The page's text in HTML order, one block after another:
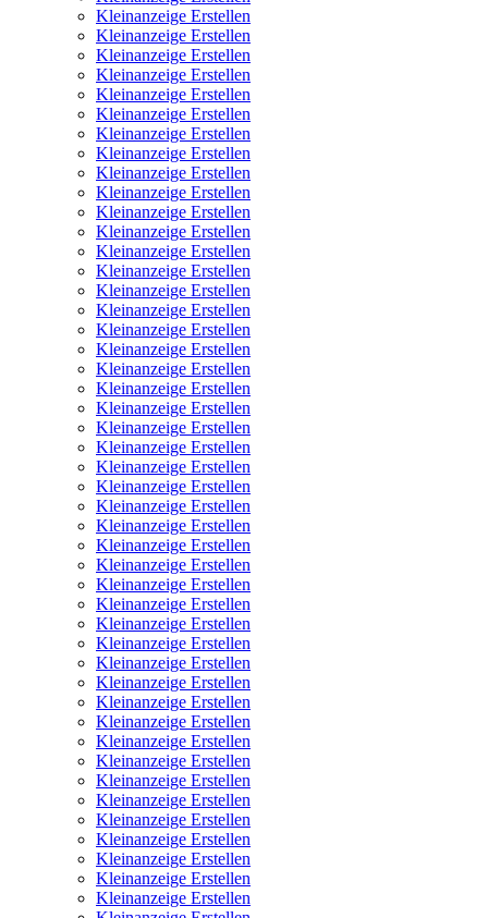
Kleinanzeige Erstellen
Kleinanzeige Erstellen
Kleinanzeige Erstellen
Kleinanzeige Erstellen
Kleinanzeige Erstellen
Kleinanzeige Erstellen
Kleinanzeige Erstellen
Kleinanzeige Erstellen
Kleinanzeige Erstellen
Kleinanzeige Erstellen
Kleinanzeige Erstellen
Kleinanzeige Erstellen
Kleinanzeige Erstellen
Kleinanzeige Erstellen
Kleinanzeige Erstellen
Kleinanzeige Erstellen
Kleinanzeige Erstellen
Kleinanzeige Erstellen
Kleinanzeige Erstellen
Kleinanzeige Erstellen
Kleinanzeige Erstellen
Kleinanzeige Erstellen
Kleinanzeige Erstellen
Kleinanzeige Erstellen
Kleinanzeige Erstellen
Kleinanzeige Erstellen
Kleinanzeige Erstellen
Kleinanzeige Erstellen
Kleinanzeige Erstellen
Kleinanzeige Erstellen
Kleinanzeige Erstellen
Kleinanzeige Erstellen
Kleinanzeige Erstellen
Kleinanzeige Erstellen
Kleinanzeige Erstellen
Kleinanzeige Erstellen
Kleinanzeige Erstellen
Kleinanzeige Erstellen
Kleinanzeige Erstellen
Kleinanzeige Erstellen
Kleinanzeige Erstellen
Kleinanzeige Erstellen
Kleinanzeige Erstellen
Kleinanzeige Erstellen
Kleinanzeige Erstellen
Kleinanzeige Erstellen